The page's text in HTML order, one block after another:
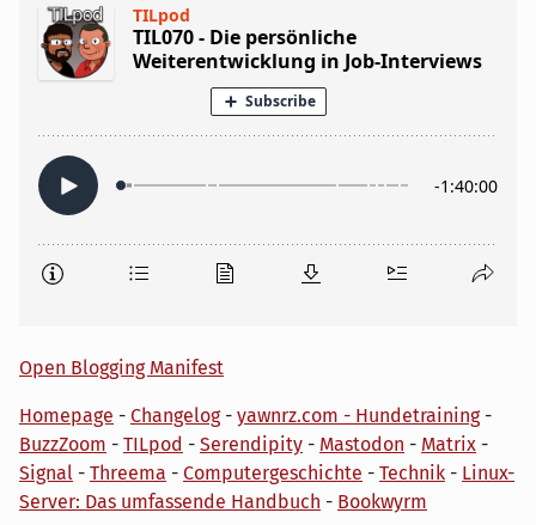
Open Blogging Manifest
Homepage - Changelog- yawnrz.com - Hundetraining-
BuzzZoom - TILpod - Serendipity - Mastodon - Matrix -
Signal - Threema - Computergeschichte - Technik - Linux-
Server: Das umfassende Handbuch - Bookwyrm